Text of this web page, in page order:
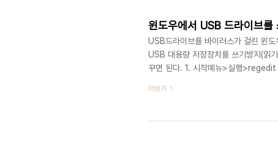
윈도우에서 USB 드라이브를
USB드라이브를 바이러스가 걸린 윈
USB 대용량 저장장치를 쓰기방지(읽
꾸면 된다. 1. 시작메뉴>실행>regedit
기>키 를 선택 후
서 "값 데이터"를 1로 입력 6.
더보기